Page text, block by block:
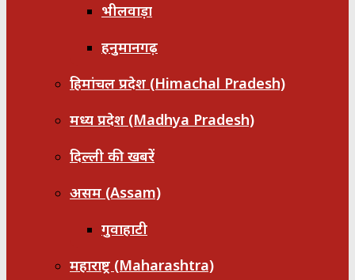
भीलवाड़ा
हनुमानगढ़
हिमांचल प्रदेश (Himachal Pradesh)
मध्य प्रदेश (Madhya Pradesh)
दिल्ली की खबरें
असम (Assam)
गुवाहाटी
महाराष्ट्र (Maharashtra)